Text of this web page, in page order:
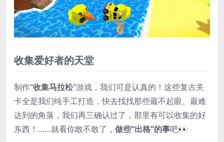
收集爱好者的天堂
制作“收集马拉松”游戏，我们可是认真的！这些复古关
卡全是我们纯手工打造，快去找找那些最不起眼、最难
达到的角落，我们再三确认过了，那里有可以收集的好
东西！……就看你敢不敢了， 做些“出格”的事吧👀